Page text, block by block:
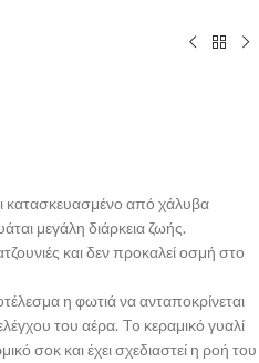
κατασκευασμένο από χάλυβα
μεγάλη διάρκεια ζωής.
και δεν προκαλεί οσμή στο
η φωτιά να ανταποκρίνεται
του αέρα. To κεραμικό γυαλί
σοκ και έχει σχεδιαστεί η ροή του